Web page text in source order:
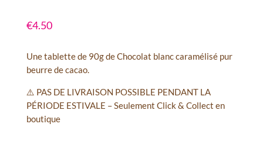
€4.50
Une tablette de 90g de Chocolat blanc caramélisé pur
beurre de cacao.
⚠️ PAS DE LIVRAISON POSSIBLE PENDANT LA
PÉRIODE ESTIVALE – Seulement Click & Collect en
boutique